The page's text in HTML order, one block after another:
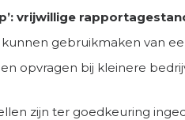
vrijwillige
kunnen gebruikmaken van
opvragen bij kleinere
zijn ter goedkeuring